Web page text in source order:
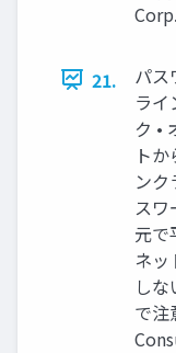
21.
パス
ラ
ク •
ト
ン
ス
元で
ネ
し
で